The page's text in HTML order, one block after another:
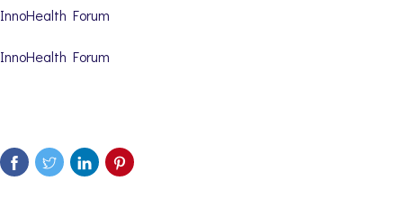
InnoHealth Forum
InnoHealth Forum